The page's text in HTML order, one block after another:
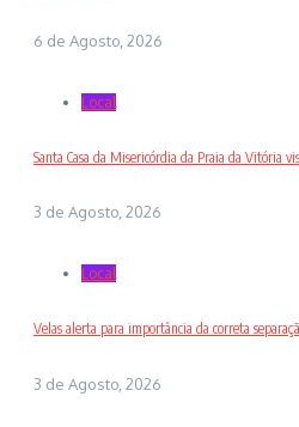
6 de Agosto, 2026
Local
Santa Casa da Misericórdia da Praia da Vitória
3 de Agosto, 2026
Local
Velas alerta para importância da correta
3 de Agosto, 2026